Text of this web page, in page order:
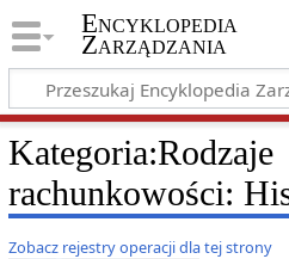
Encyklopedia
Zarządzania
Kategoria:Rodzaje
rachunkowości:
Zobacz rejestry operacji dla tej strony